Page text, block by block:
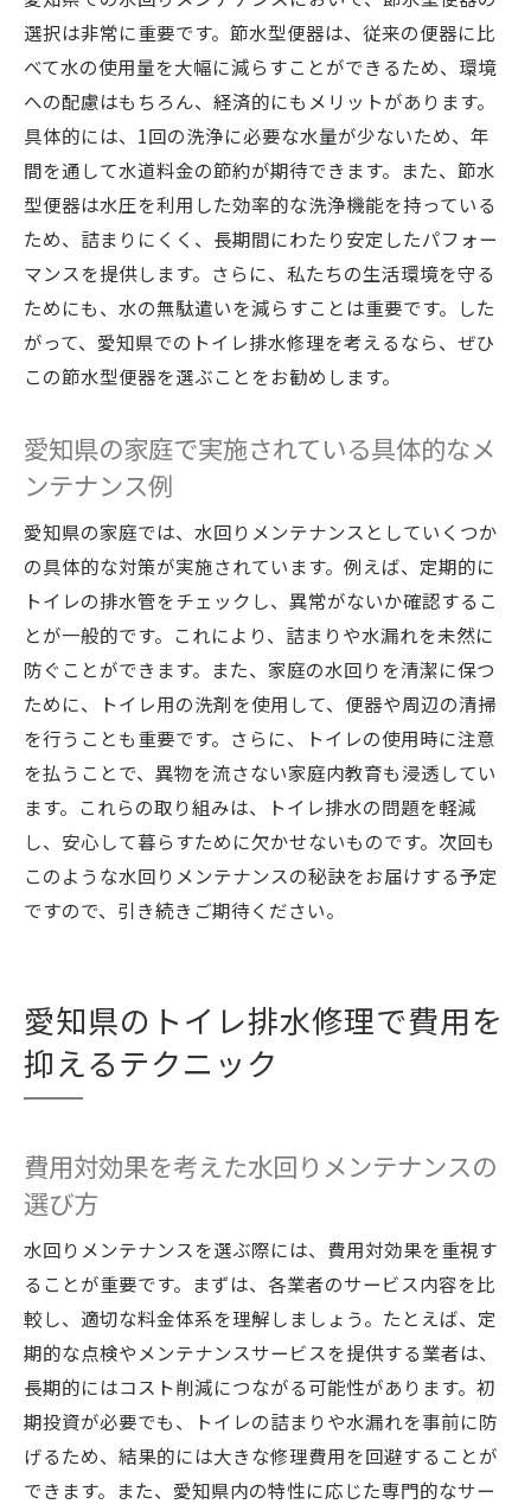
選択は非常に重要です。節水型便器は、従来の便器に比
べて水の使用量を大幅に減らすことができるため、環境
への配慮はもちろん、経済的にもメリットがあります。
具体的には、1回の洗浄に必要な水量が少ないため、年
間を通して水道料金の節約が期待できます。また、節水
型便器は水圧を利用した効率的な洗浄機能を持っている
ため、詰まりにくく、長期間にわたり安定したパフォー
マンスを提供します。さらに、私たちの生活環境を守る
ためにも、水の無駄遣いを減らすことは重要です。した
がって、愛知県でのトイレ排水修理を考えるなら、ぜひ
この節水型便器を選ぶことをお勧めします。
愛知県の家庭で実施されている具体的なメ
ンテナンス例
愛知県の家庭では、水回りメンテナンスとしていくつか
の具体的な対策が実施されています。例えば、定期的に
トイレの排水管をチェックし、異常がないか確認するこ
とが一般的です。これにより、詰まりや水漏れを未然に
防ぐことができます。また、家庭の水回りを清潔に保つ
ために、トイレ用の洗剤を使用して、便器や周辺の清掃
を行うことも重要です。さらに、トイレの使用時に注意
を払うことで、異物を流さない家庭内教育も浸透してい
ます。これらの取り組みは、トイレ排水の問題を軽減
し、安心して暮らすために欠かせないものです。次回も
このような水回りメンテナンスの秘訣をお届けする予定
ですので、引き続きご期待ください。
愛知県のトイレ排水修理で費用を
抑えるテクニック
費用対効果を考えた水回りメンテナンスの
選び方
水回りメンテナンスを選ぶ際には、費用対効果を重視す
ることが重要です。まずは、各業者のサービス内容を比
較し、適切な料金体系を理解しましょう。たとえば、定
期的な点検やメンテナンスサービスを提供する業者は、
長期的にはコスト削減につながる可能性があります。初
期投資が必要でも、トイレの詰まりや水漏れを事前に防
げるため、結果的には大きな修理費用を回避することが
できます。また、愛知県内の特性に応じた専門的なサー